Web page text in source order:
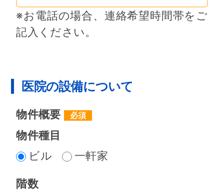
件の買主を探し、甲に紹介するもの
とする。
３、甲は、本物件の売却が纏まり、
て、乙に支払うことを約諾する。コ
ンサルタント料は、売却代金が1千万
円以下の場合は110万円(税込み)、売
却代金が1千万円以上の場合は売却代
金の11%(税込み)。尚、本金額は１件
しない。
※お電話の場合、連絡希望時間帯をご
記入ください。
医院の設備について
物件概要
物件種目
ビル
一軒家
階数